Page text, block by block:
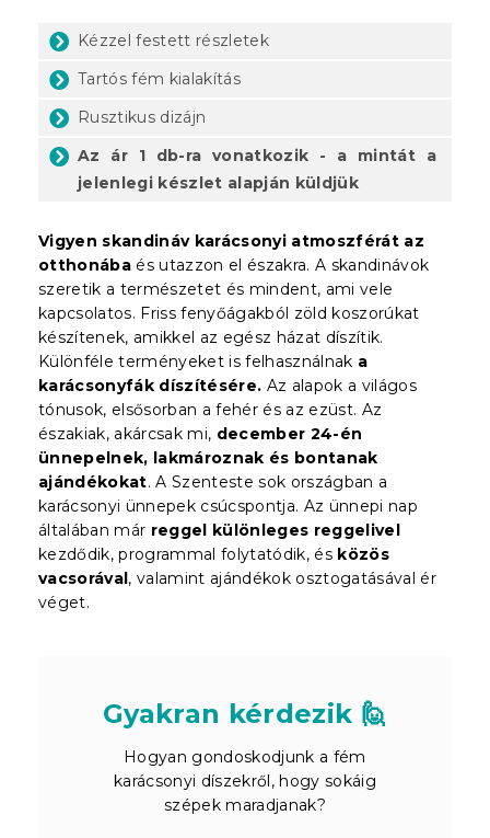
Kézzel festett részletek
Tartós fém kialakítás
Rusztikus dizájn
Az ár 1 db-ra vonatkozik - a mintát a
jelenlegi készlet alapján küldjük
Vigyen skandináv karácsonyi atmoszférát az
otthonába és utazzon el északra. A skandinávok
szeretik a természetet és mindent, ami vele
kapcsolatos. Friss fenyőágakból zöld koszorúkat
készítenek, amikkel az egész házat díszítik.
Különféle terményeket is felhasználnak a
karácsonyfák díszítésére. Az alapok a világos
tónusok, elsősorban a fehér és az ezüst. Az
északiak, akárcsak mi, december 24-én
ünnepelnek, lakmároznak és bontanak
ajándékokat. A Szenteste sok országban a
karácsonyi ünnepek csúcspontja. Az ünnepi nap
általában már reggel különleges reggelivel
kezdődik, programmal folytatódik, és közös
vacsorával, valamint ajándékok osztogatásával ér
véget.
Gyakran kérdezik 🙋
Hogyan gondoskodjunk a fém
karácsonyi díszekről, hogy sokáig
szépek maradjanak?